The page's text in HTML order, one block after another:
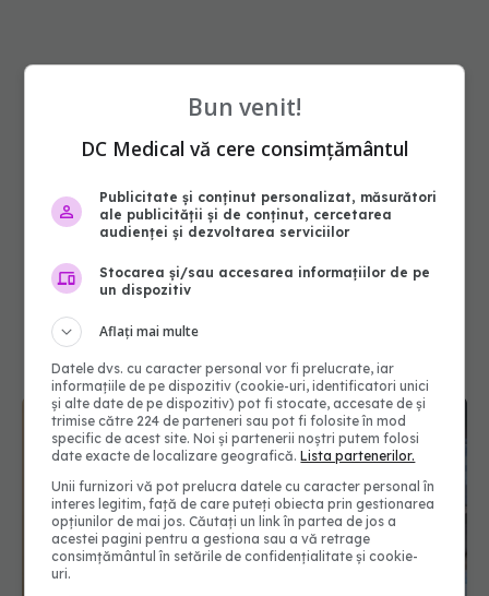
5 lucruri pe care nu ar trebui să le depozitezi
niciodată sub chiuveta din bucătărie
Bun venit!
DC Medical vă cere consimțământul
Publicitate și conținut personalizat, măsurători
ale publicității și de conținut, cercetarea
audienței și dezvoltarea serviciilor
Stocarea și/sau accesarea informațiilor de pe
un dispozitiv
Aflați mai multe
Datele dvs. cu caracter personal vor fi prelucrate, iar
informațiile de pe dispozitiv (cookie-uri, identificatori unici
și alte date de pe dispozitiv) pot fi stocate, accesate de și
trimise către 224 de parteneri sau pot fi folosite în mod
specific de acest site. Noi și partenerii noștri putem folosi
date exacte de localizare geografică.Lista partenerilor.
Unii furnizori vă pot prelucra datele cu caracter personal în
interes legitim, față de care puteți obiecta prin gestionarea
opțiunilor de mai jos. Căutați un link în partea de jos a
acestei pagini pentru a gestiona sau a vă retrage
consimțământul în setările de confidențialitate și cookie-
uri.